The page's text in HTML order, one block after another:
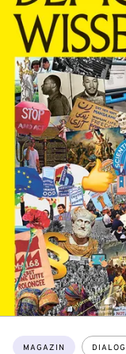
Themen:
MAGAZIN DIALOG